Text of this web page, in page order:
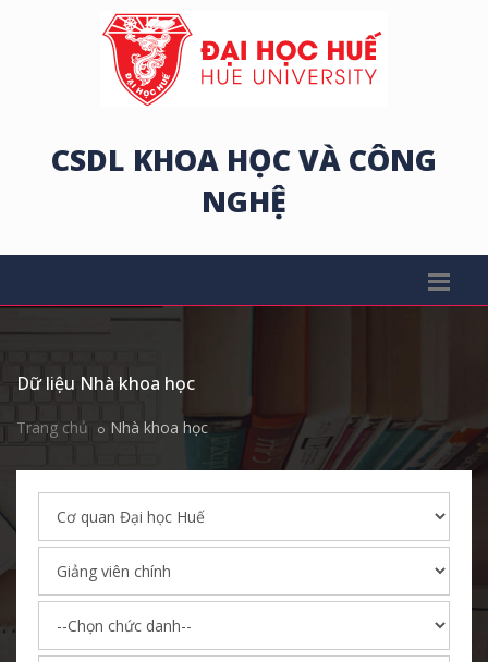
CSDL KHOA HỌC VÀ CÔNG
NGHỆ
Dữ liệu Nhà khoa học
Trang chủ Nhà khoa học